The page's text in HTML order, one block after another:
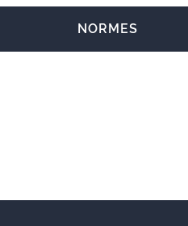
NORMES